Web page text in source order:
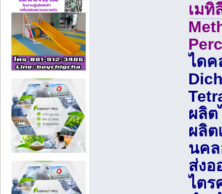
เมทิ
ไดค
ผลิต
ผลิต
นคล
ส่งอ
ไตร